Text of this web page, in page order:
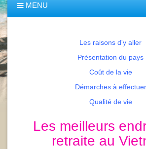
MENU
Les raisons d'y aller
Présentation du pays
Coût de la vie
Démarches à effectuer
Qualité de vie
Les meilleurs
retraite au